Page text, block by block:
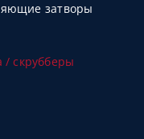
затворы
/ скрубберы